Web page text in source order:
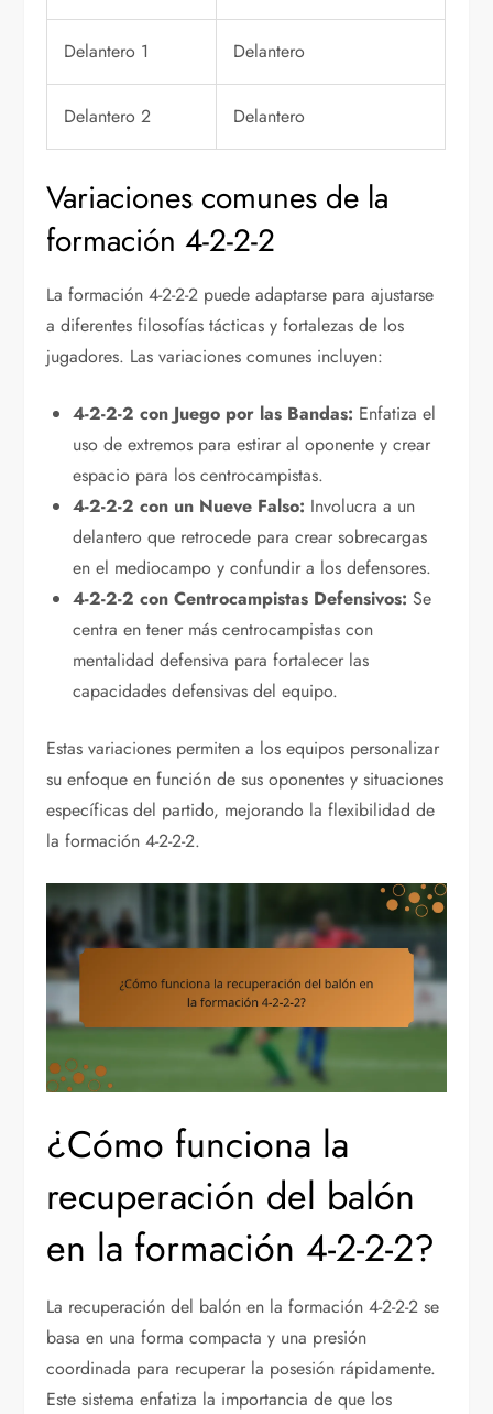
Delantero 1 Delantero
Delantero 2 Delantero
Variaciones comunes de la
formación 4-2-2-2
La formación 4-2-2-2 puede adaptarse para ajustarse
a diferentes filosofías tácticas y fortalezas de los
jugadores. Las variaciones comunes incluyen:
4-2-2-2 con Juego por las Bandas: Enfatiza el
uso de extremos para estirar al oponente y crear
espacio para los centrocampistas.
4-2-2-2 con un Nueve Falso: Involucra a un
delantero que retrocede para crear sobrecargas
en el mediocampo y confundir a los defensores.
4-2-2-2 con Centrocampistas Defensivos: Se
centra en tener más centrocampistas con
mentalidad defensiva para fortalecer las
capacidades defensivas del equipo.
Estas variaciones permiten a los equipos personalizar
su enfoque en función de sus oponentes y situaciones
específicas del partido, mejorando la flexibilidad de
la formación 4-2-2-2.
¿Cómo funciona la
recuperación del balón
en la formación 4-2-2-2?
La recuperación del balón en la formación 4-2-2-2 se
basa en una forma compacta y una presión
coordinada para recuperar la posesión rápidamente.
Este sistema enfatiza la importancia de que los